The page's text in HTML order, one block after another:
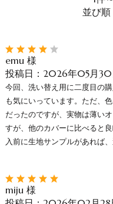
並び順
emu 様
投稿日：2026年05月30
今回、洗い替え用に二度目の
も気にいっています。ただ、
だったのですが、実物は薄い
すが、他のカバーに比べると
入前に生地サンプルがあれば
miju 様